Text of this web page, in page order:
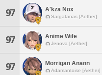
97 A'kza Nox
Sargatanas [Aether]
97 Anime Wife
Jenova [Aether]
97 Morrigan Anann
Adamantoise [Aether]